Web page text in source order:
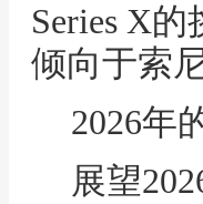
Series X
倾向于索
2026年
展望